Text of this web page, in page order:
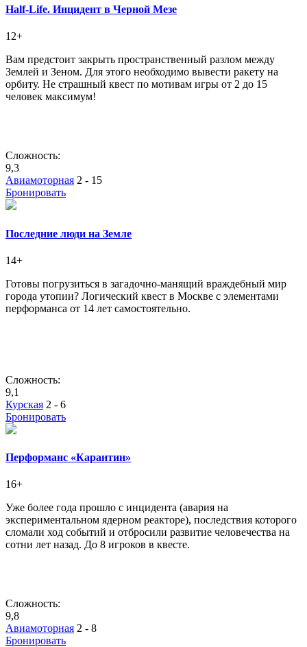
Half-Life. Инцидент в Черной Мезе
12+
Вам предстоит закрыть пространственный разлом между
Землей и Зеном. Для этого необходимо вывести ракету на
орбиту. Не страшный квест по мотивам игры от 2 до 15
человек максимум!
Сложность:
9,3
Авиамоторная 2 - 15
Бронировать
Последние люди на Земле
14+
Готовы погрузиться в загадочно-манящий враждебный мир
города утопии? Логический квест в Москве с элементами
перформанса от 14 лет самостоятельно.
Сложность:
9,1
Курская 2 - 6
Бронировать
Перформанс «Карантин»
16+
Уже более года прошло с инцидента (авария на
экспериментальном ядерном реакторе), последствия которого
сломали ход событий и отбросили развитие человечества на
сотни лет назад. До 8 игроков в квесте.
Сложность:
9,8
Авиамоторная 2 - 8
Бронировать